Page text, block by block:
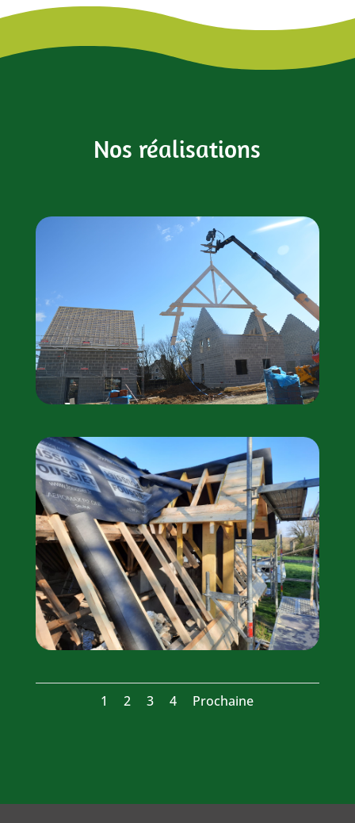
Nos réalisations
1 2 3 4 Prochaine